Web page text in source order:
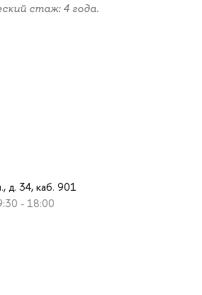
стаж: 4 года.
д. 34, каб. 901
- 18:00